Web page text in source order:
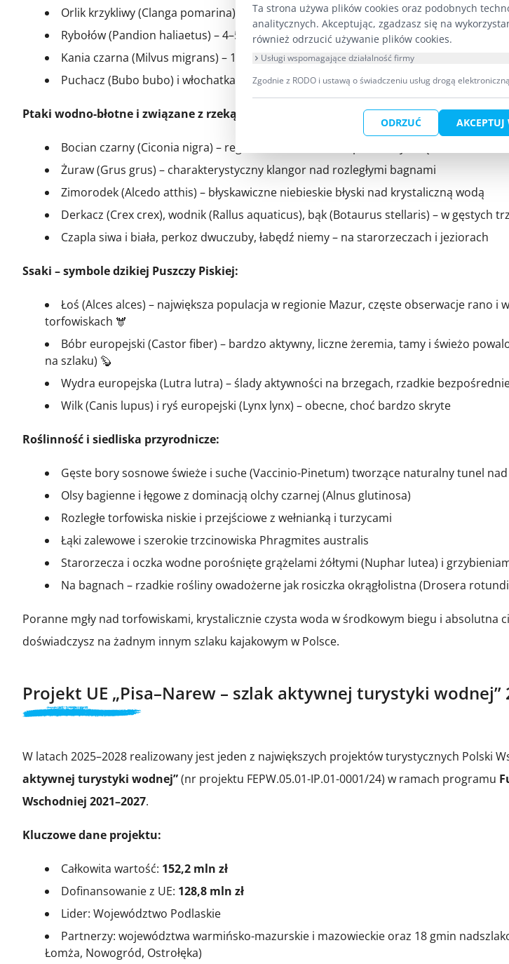
Orlik krzykliwy (Clanga pomarina) – 80–90 par lęgowych (ponad 4% populacji Polski)
Rybołów (Pandion haliaetus) – 4–5 par (ponad 10% populacji krajowej)
Kania czarna (Milvus migrans) – 12–14 par
Puchacz (Bubo bubo) i włochatka (Aegolius funereus) – nocne łowy w gęstych borach
Ptaki wodno-błotne i związane z rzeką oraz bagnami:
Bocian czarny (Ciconia nigra) – regularne żerowanie na podmokłych łąkach
Żuraw (Grus grus) – charakterystyczny klangor nad rozległymi bagnami
Zimorodek (Alcedo atthis) – błyskawiczne niebieskie błyski nad krystaliczną wodą
Derkacz (Crex crex), wodnik (Rallus aquaticus), bąk (Botaurus stellaris) – w gęstych
Czapla siwa i biała, perkoz dwuczuby, łabędź niemy – na starorzeczach i jeziorach
Ssaki – symbole dzikiej Puszczy Piskiej:
Łoś (Alces alces) – największa populacja w regionie Mazur, częste obserwacje rano i
torfowiskach 🫎
Bóbr europejski (Castor fiber) – bardzo aktywny, liczne żeremia, tamy i świeżo
na szlaku) 🦫
Wydra europejska (Lutra lutra) – ślady aktywności na brzegach, rzadkie
Wilk (Canis lupus) i ryś europejski (Lynx lynx) – obecne, choć bardzo skryte
Roślinność i siedliska przyrodnicze:
Gęste bory sosnowe świeże i suche (Vaccinio-Pinetum) tworzące naturalny tunel
Olsy bagienne i łęgowe z dominacją olchy czarnej (Alnus glutinosa)
Rozległe torfowiska niskie i przejściowe z wełnianką i turzycami
Łąki zalewowe i szerokie trzcinowiska Phragmites australis
Starorzecza i oczka wodne porośnięte grążelami żółtymi (Nuphar lutea) i
Na bagnach – rzadkie rośliny owadożerne jak rosiczka okrągłolistna (Drosera
Poranne mgły nad torfowiskami, krystalicznie czysta woda w środkowym biegu i absolutna
doświadczysz na żadnym innym szlaku kajakowym w Polsce.
Projekt UE „Pisa–Narew – szlak aktywnej turystyki wodnej”
W latach 2025–2028 realizowany jest jeden z największych projektów turystycznych Polski
aktywnej turystyki wodnej”(nr projektu FEPW.05.01-IP.01-0001/24) w ramach programu
Wschodniej 2021–2027.
Kluczowe dane projektu:
Całkowita wartość: 152,2 mln zł
Dofinansowanie z UE: 128,8 mln zł
Lider: Województwo Podlaskie
Partnerzy: województwa warmińsko-mazurskie i mazowieckie oraz 18 gmin
Łomża, Nowogród, Ostrołęka)
Ta strona używa plików cookies oraz podobnych
analitycznych. Akceptując, zgadzasz się na
również odrzucić używanie plików cookies.
Usługi wspomagające działalność firmy
Zgodnie z RODO i ustawą o świadczeniu usług drogą
ODRZUĆ AKCEPTUJ